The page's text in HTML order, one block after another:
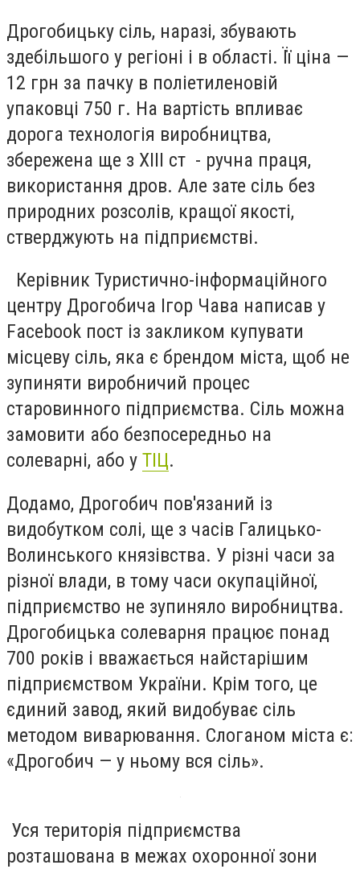
Дрогобицьку сіль, наразі, збувають
здебільшого у регіоні і в області. Її ціна —
12 грн за пачку в поліетиленовій
упаковці 750 г. На вартість впливає
дорога технологія виробництва,
збережена ще з XIII ст - ручна праця,
використання дров. Але зате сіль без
природних розсолів, кращої якості,
стверджують на підприємстві.
Керівник Туристично-інформаційного
центру Дрогобича Ігор Чава написав у
Facebook пост із закликом купувати
місцеву сіль, яка є брендом міста, щоб не
зупиняти виробничий процес
старовинного підприємства. Сіль можна
замовити або безпосередньо на
солеварні, або у ТІЦ.
Додамо, Дрогобич пов'язаний із
видобутком солі, ще з часів Галицько-
Волинського князівства. У різні часи за
різної влади, в тому часи окупаційної,
підприємство не зупиняло виробництва.
Дрогобицька солеварня працює понад
700 років і вважається найстарішим
підприємством України. Крім того, це
єдиний завод, який видобуває сіль
методом виварювання. Слоганом міста є:
«Дрогобич — у ньому вся сіль».
Уся територія підприємства
розташована в межах охоронної зони